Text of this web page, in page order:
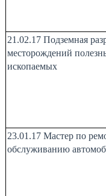
21.02.17 Подземная
месторождений
ископаемых
23.01.17 Мастер по
обслуживанию